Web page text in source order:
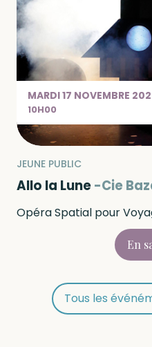
MARDI17 NOVEMBRE
10H00
JEUNE PUBLIC
Allo la Lune Cie
Opéra Spatial pour
En
Tous les